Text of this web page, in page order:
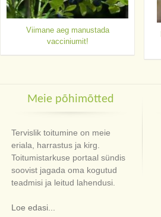
Viimane aeg manustada
vacciniumit!
Meie põhimõtted
Tervislik toitumine on meie
eriala, harrastus ja kirg.
Toitumistarkuse portaal sündis
soovist jagada oma kogutud
teadmisi ja leitud lahendusi.
Loe edasi...